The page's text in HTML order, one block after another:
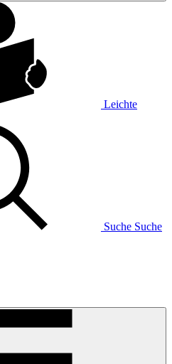
Leichte
Suche Suche